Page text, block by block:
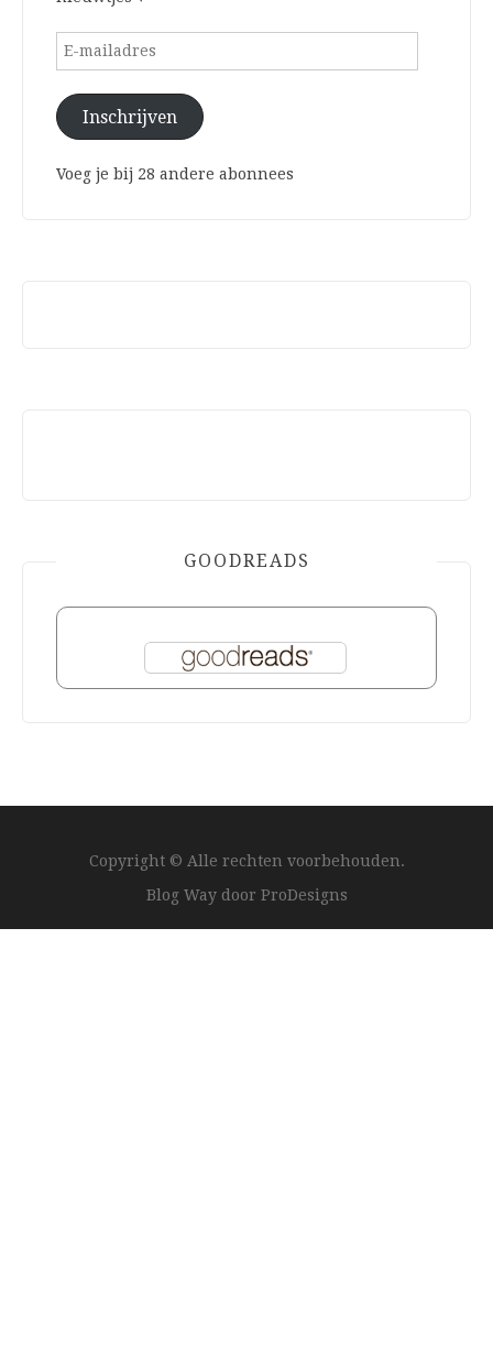
E-
Inschrijven
Voeg je bij 28 andere abonnees
GOODREADS
Copyright © Alle rechten voorbehouden.
Blog Way door ProDesigns